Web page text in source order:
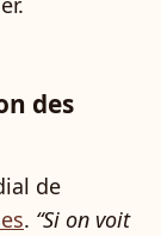
des
de
. “Si on voit